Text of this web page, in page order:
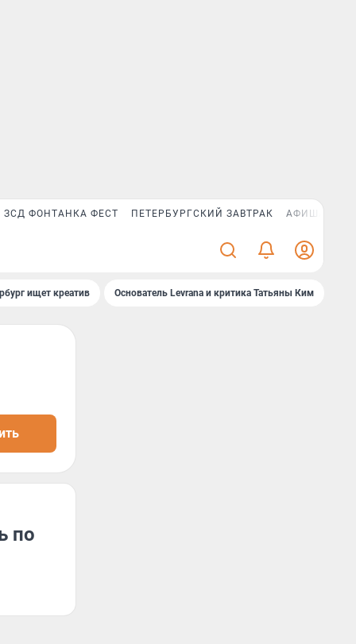
ЗСД ФОНТАНКА ФЕСТ ПЕТЕРБУРГСКИЙ ЗАВТРАК АФИША PLUS
ищет креатив Основатель Levrana и критика Татьяны Ким
по